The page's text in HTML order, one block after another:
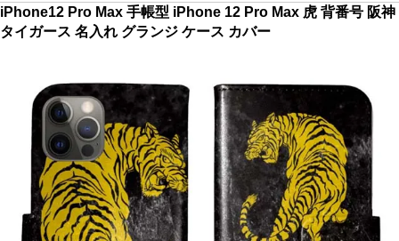
iPhone12 Pro Max 手帳型 iPhone 12 Pro Max 虎 背番号 阪神
タイガース 名入れ グランジ ケース カバー